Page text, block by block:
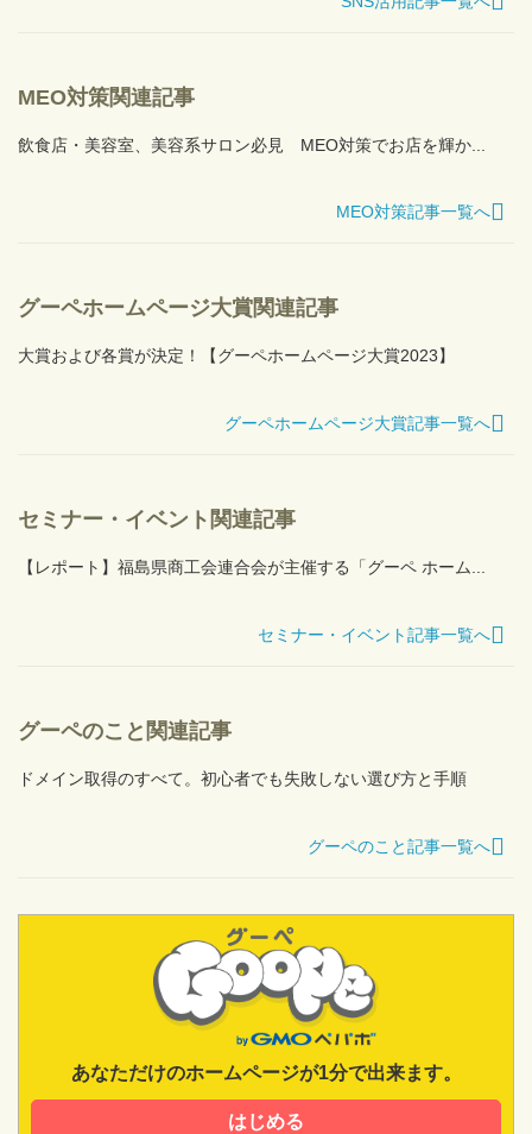
MEO対策関連記事
飲食店・美容室、美容系サロン必見 MEO対策でお店を輝か...
MEO対策記事一覧へ
グーペホームページ大賞関連記事
大賞および各賞が決定！【グーペホームページ大賞2023】
グーペホームページ大賞記事一覧へ
セミナー・イベント関連記事
【レポート】福島県商工会連合会が主催する「グーペ ホーム...
セミナー・イベント記事一覧へ
グーペのこと関連記事
ドメイン取得のすべて。初心者でも失敗しない選び方と手順
グーペのこと記事一覧へ
あなただけのホームページが1分で出来ます。
はじめる